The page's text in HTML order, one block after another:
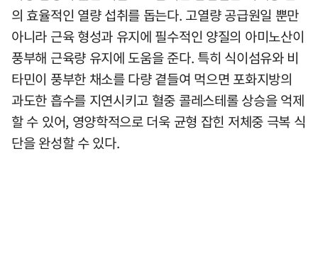
의 효율적인 열량 섭취를 돕는다. 고열량 공급원일 뿐만
아니라 근육 형성과 유지에 필수적인 양질의 아미노산이
풍부해 근육량 유지에 도움을 준다. 특히 식이섬유와 비
타민이 풍부한 채소를 다량 곁들여 먹으면 포화지방의
과도한 흡수를 지연시키고 혈중 콜레스테롤 상승을 억제
할 수 있어, 영양학적으로 더욱 균형 잡힌 저체중 극복 식
단을 완성할 수 있다.